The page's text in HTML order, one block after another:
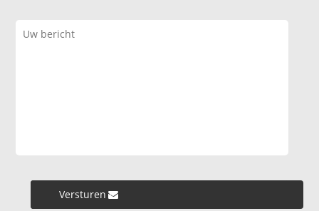
Versturen »